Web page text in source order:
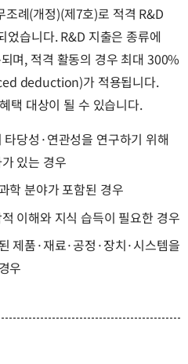
례(개정)(제7호)로 적격 R&D
었습니다. R&D 지출은 종류에
며, 적격 활동의 경우 최대 300%
deduction)가 적용됩니다.
택 대상이 될 수 있습니다.
당성·연관성을 연구하기 위해
있는 경우
학 분야가 포함된 경우
이해와 지식 습득이 필요한 경우
제품·재료·공정·장치·시스템을
우